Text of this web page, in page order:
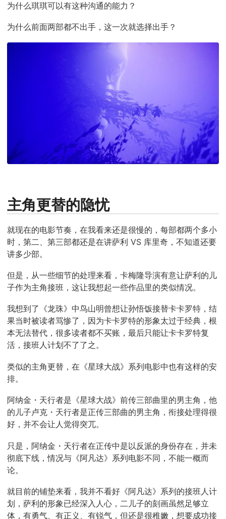
为什么琪琪可以有这种沟通的能力？
为什么前面两部都不出手，这一次就选择出手？
主角更替的隐忧
就现在的电影节奏，在我看来还是很慢的，每部都两个多小
时，第二、第三部都还是在讲萨利 VS 库里奇，不知道还要
讲多少部。
但是，从一些细节的处理来看，卡梅隆导演有意让萨利的儿
子作为主角接班，这让我想起一些作品里的类似情况。
我想到了《龙珠》中鸟山明曾想让孙悟饭接替卡卡罗特，结
果当时被读者骂惨了，因为卡卡罗特的形象太过于经典，根
本无法替代，很多读者都不买账，最后只能让卡卡罗特复
活，接班人计划不了了之。
类似的主角更替，在《星球大战》系列电影中也有这样的安
排。
阿纳金・天行者是《星球大战》前传三部曲里的男主角，他
的儿子卢克・天行者是正传三部曲的男主角，衔接处理得很
好，并不会让人觉得突兀。
只是，阿纳金・天行者在正传中是以反派的身份存在，并未
彻底下线，情况与《阿凡达》系列电影不同，不能一概而
论。
就目前的铺垫来看，我并不看好《阿凡达》系列的接班人计
划，萨利的形象已经深入人心，二儿子的刻画虽然足够立
体，有勇气、有正义、有锐气，但还是很稚嫩，想要成功接